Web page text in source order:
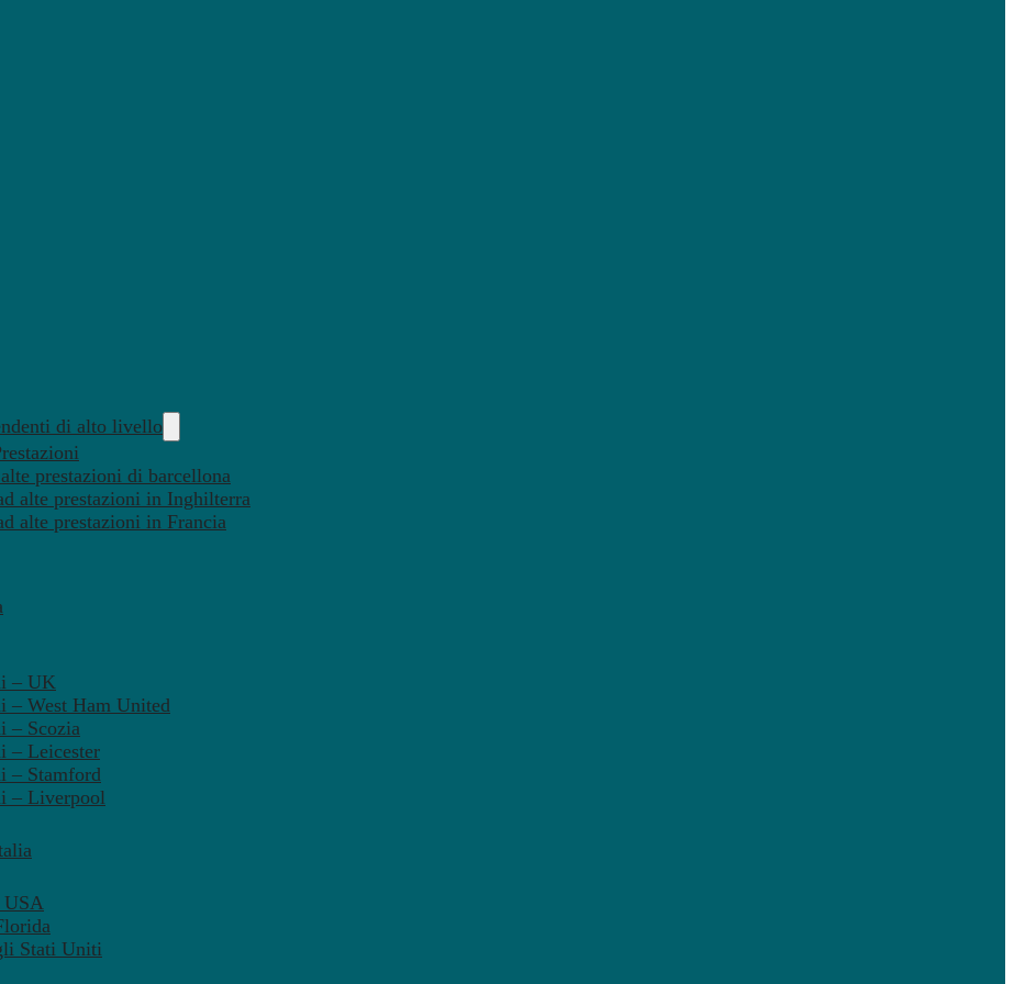
di alto livello
prestazioni di barcellona
alte prestazioni in Inghilterra
alte prestazioni in Francia
– UK
– West Ham United
– Scozia
– Leicester
– Stamford
– Liverpool
USA
Stati Uniti